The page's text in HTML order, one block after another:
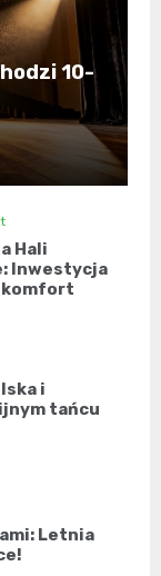
10-
Hali
Inwestycja
komfort
i
tańcu
Letnia